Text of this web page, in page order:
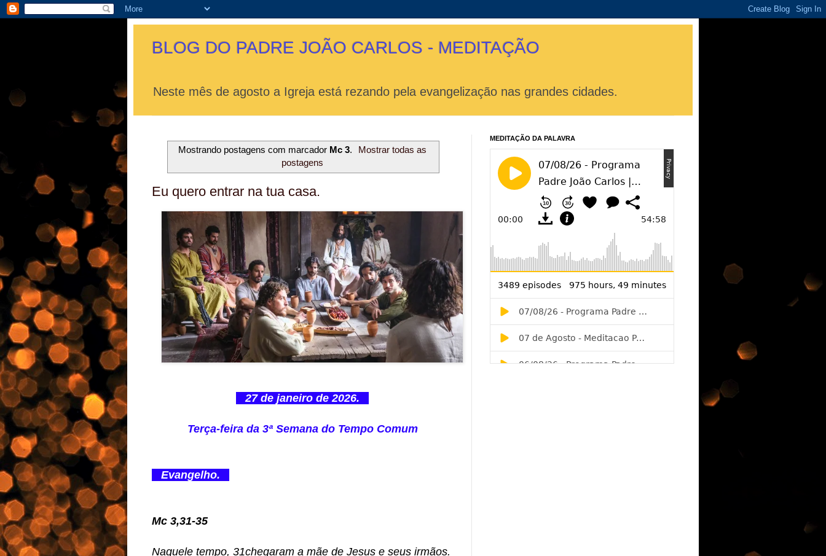
BLOG DO PADRE JOÃO CARLOS - MEDITAÇÃO
Neste mês de agosto a Igreja está rezando pela evangelização nas grandes cidades.
Mostrando postagens com marcador Mc 3.
Mostrar todas as
postagens
Eu quero entrar na tua casa.
27 de janeiro de 2026.
Terça-feira da 3ª Semana do Tempo Comum
Evangelho.
Mc 3,31-35
Naquele tempo, 31chegaram a mãe de Jesus e seus irmãos.
MEDITAÇÃO DA PALAVRA